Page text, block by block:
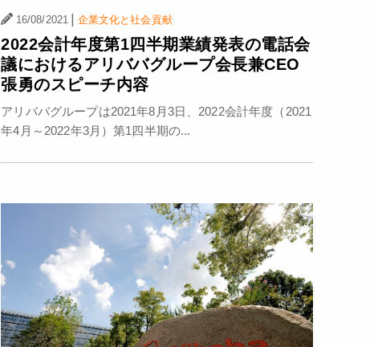
16/08/2021 | 企業文化と社会貢献
2022会計年度第1四半期業績発表の電話会
議におけるアリババグループ会長兼CEO
張勇のスピーチ内容
アリババグループは2021年8月3日、2022会計年度（2021
年4月～2022年3月）第1四半期の...